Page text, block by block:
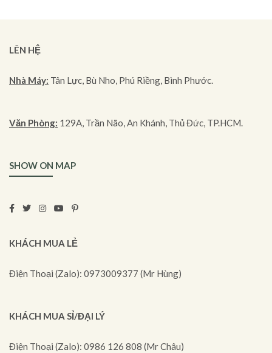
LÊN HỆ
Nhà Máy: Tân Lực, Bù Nho, Phú Riềng, Bình Phước.
Văn Phòng: 129A, Trần Não, An Khánh, Thủ Đức, TP.HCM.
SHOW ON MAP
KHÁCH MUA LẺ
Điện Thoại (Zalo): 0973009377 (Mr Hùng)
KHÁCH MUA SỈ/ĐẠI LÝ
Điện Thoại (Zalo): 0986 126 808 (Mr Châu)